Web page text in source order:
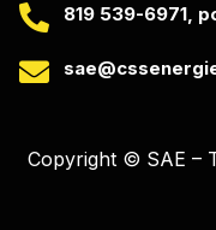
 819 539-6971,

Copyright © SAE –